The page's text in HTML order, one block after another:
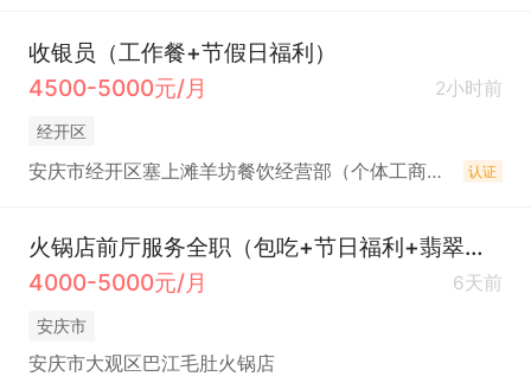
收银员（工作餐+节假日福利）
4500-5000元/月
2小时前
经开区
安庆市经开区塞上滩羊坊餐饮经营部（个体工商户） 认证
火锅店前厅服务全职（包吃+节日福利+翡翠华庭店+五险）
4000-5000元/月
6天前
安庆市
安庆市大观区巴江毛肚火锅店